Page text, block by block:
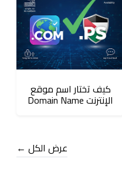
كيف تختار اسم موقع
الإنترنت Domain Name
عرض الكل ←